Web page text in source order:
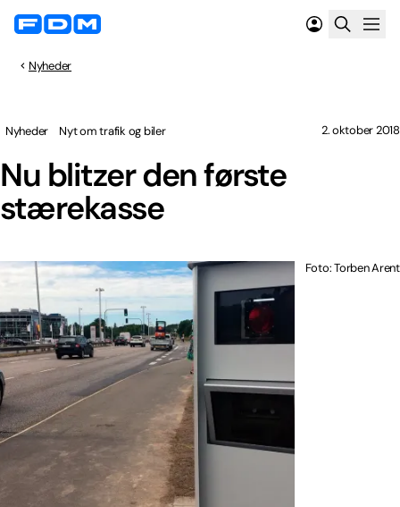
Nyheder
Nu blitzer den første
stærekasse
Nyheder Nyt om trafik og biler 2. oktober 2018
Foto: Torben Arent